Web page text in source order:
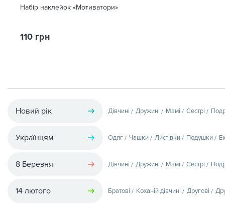
Набір наклейок «Мотиватори»
110 грн
Новий рік Дівчині Дружині Мамі Сестрі
Українцям Одяг Чашки Листівки Подушки
8 Березня Дівчині Дружині Мамі Сестрі
14 лютого Братові Коханій дівчині Другові